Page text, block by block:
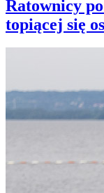
Ratownicy
topiącej się